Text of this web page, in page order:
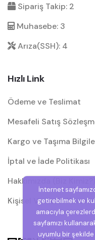
Sipariş Takip: 2
Muhasebe: 3
Arıza(SSH): 4
Hızlı Link
Ödeme ve Teslimat
Mesafeli Satış
Kargo ve Taşıma
İptal ve İade Politikası
Hakkımızda (Biz Kimiz?)
Kişisel Verilerin
İnternet
getirebilmek ve
amacıyla
sayfamızı
uyumlu bir şekilde